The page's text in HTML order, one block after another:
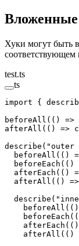
Вложенные
Хуки могут быть
соответствующем
test.ts
ts
import {
beforeAll (() =>
afterAll (() =>
describe ( "outer
  beforeAll
(()
  beforeEach
(()
  afterEach
(()
  afterAll
(() =>
  describe
(
    beforeAll
(()
    beforeEach
    afterEach
(()
    afterAll
(()